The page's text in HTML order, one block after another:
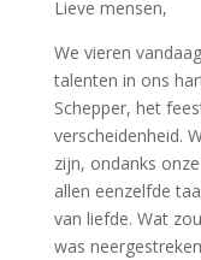
Lieve mensen,
We vieren
talenten in ons
Schepper, het
verscheidenheid.
zijn, ondanks
allen eenzelfde
van liefde. Wat
was